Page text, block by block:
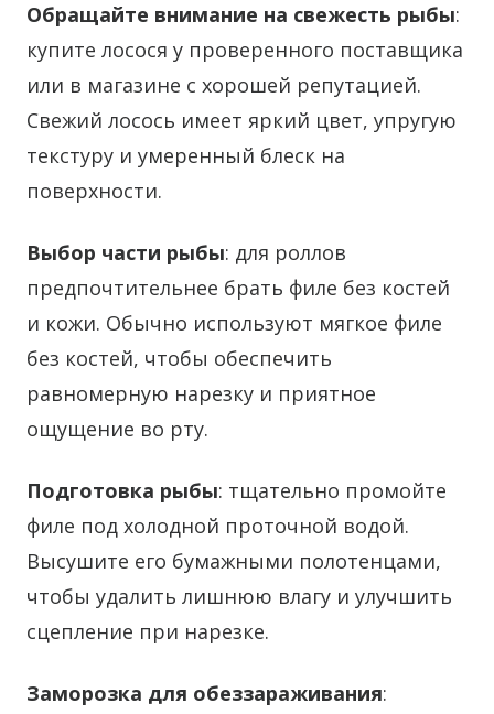
Обращайте внимание на свежесть рыбы:
купите лосося у проверенного поставщика
или в магазине с хорошей репутацией.
Свежий лосось имеет яркий цвет, упругую
текстуру и умеренный блеск на
поверхности.
Выбор части рыбы: для роллов
предпочтительнее брать филе без костей
и кожи. Обычно используют мягкое филе
без костей, чтобы обеспечить
равномерную нарезку и приятное
ощущение во рту.
Подготовка рыбы: тщательно промойте
филе под холодной проточной водой.
Высушите его бумажными полотенцами,
чтобы удалить лишнюю влагу и улучшить
сцепление при нарезке.
Заморозка для обеззараживания: